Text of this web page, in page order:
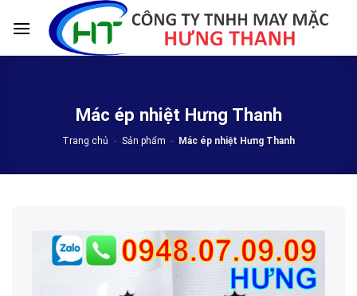
Mác ép nhiệt Hưng Thanh
Trang chủ - Sản phẩm - Mác ép nhiệt Hưng Thanh